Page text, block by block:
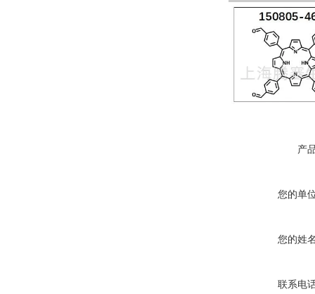
产
您的单
您的姓
联系电